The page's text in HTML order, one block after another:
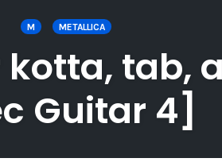
M METALLICA
tab,
Guitar 4]